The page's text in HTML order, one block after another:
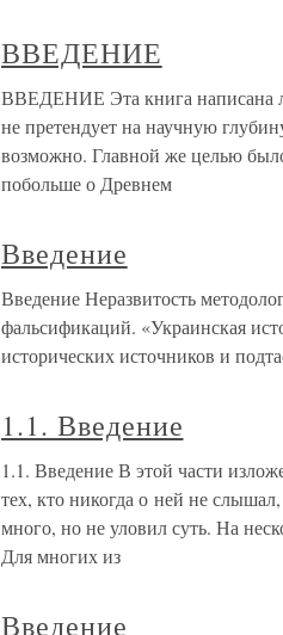
ВВЕДЕНИЕ
ВВЕДЕНИЕ Эта книга написана
не претендует на научную
возможно. Главной же целью
побольше о Древнем
Введение
Введение Неразвитость
фальсификаций. «Украинская
исторических источников и
1.1. Введение
1.1. Введение В этой части
тех, кто никогда о ней не
много, но не уловил суть. На
Для многих из
Введение